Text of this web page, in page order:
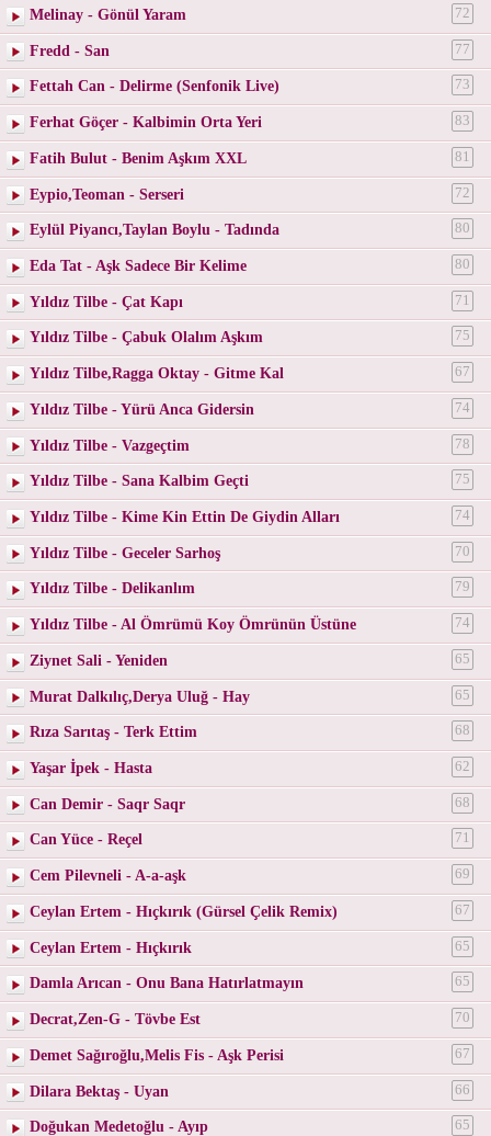
Melinay - Gönül Yaram 72
Fredd - San 77
Fettah Can - Delirme (Senfonik Live) 73
Ferhat Göçer - Kalbimin Orta Yeri 83
Fatih Bulut - Benim Aşkım XXL 81
Eypio,Teoman - Serseri 72
Eylül Piyancı,Taylan Boylu - Tadında 80
Eda Tat - Aşk Sadece Bir Kelime 80
Yıldız Tilbe - Çat Kapı 71
Yıldız Tilbe - Çabuk Olalım Aşkım 75
Yıldız Tilbe,Ragga Oktay - Gitme Kal 67
Yıldız Tilbe - Yürü Anca Gidersin 74
Yıldız Tilbe - Vazgeçtim 78
Yıldız Tilbe - Sana Kalbim Geçti 75
Yıldız Tilbe - Kime Kin Ettin De Giydin Alları 74
Yıldız Tilbe - Geceler Sarhoş 70
Yıldız Tilbe - Delikanlım 79
Yıldız Tilbe - Al Ömrümü Koy Ömrünün Üstüne 74
Ziynet Sali - Yeniden 65
Murat Dalkılıç,Derya Uluğ - Hay 65
Rıza Sarıtaş - Terk Ettim 68
Yaşar İpek - Hasta 62
Can Demir - Saqr Saqr 68
Can Yüce - Reçel 71
Cem Pilevneli - A-a-aşk 69
Ceylan Ertem - Hıçkırık (Gürsel Çelik Remix) 67
Ceylan Ertem - Hıçkırık 65
Damla Arıcan - Onu Bana Hatırlatmayın 65
Decrat,Zen-G - Tövbe Est 70
Demet Sağıroğlu,Melis Fis - Aşk Perisi 67
Dilara Bektaş - Uyan 66
Doğukan Medetoğlu - Ayıp 65